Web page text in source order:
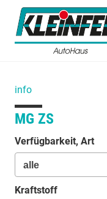
info
MG ZS
Verfügbarkeit, Art
Kraftstoff